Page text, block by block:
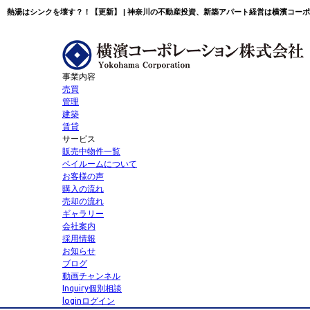
熱湯はシンクを壊す？！【更新】 | 神奈川の不動産投資、新築アパート経営は横濱コー
事業内容
売買
管理
建築
賃貸
サービス
販売中物件一覧
ベイルームについて
お客様の声
購入の流れ
売却の流れ
ギャラリー
会社案内
採用情報
お知らせ
ブログ
動画チャンネル
Inquiry個別相談
login ログイン